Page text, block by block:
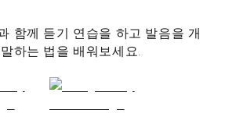
함께 듣기 연습을 하고 발음을 개
하는 법을 배워보세요.